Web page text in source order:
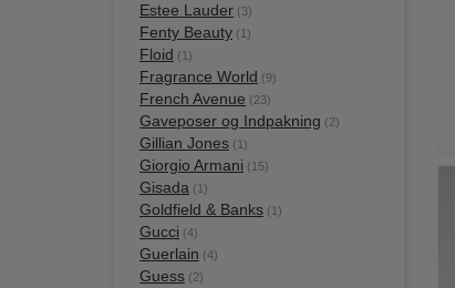
Estee Lauder (3)
Fenty Beauty (1)
Floid (1)
Fragrance World (9)
French Avenue (23)
Gaveposer og Indpakning (2)
Gillian Jones (1)
Giorgio Armani (15)
Gisada (1)
Goldfield & Banks (1)
Gucci (4)
Guerlain (4)
Guess (2)